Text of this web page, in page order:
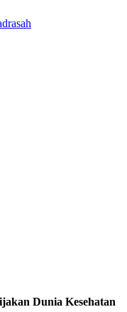
Dunia Kesehatan